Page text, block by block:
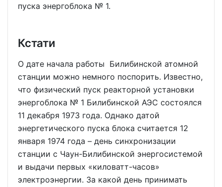
пуска энергоблока № 1.
Кстати
О дате начала работы Билибинской атомной
станции можно немного поспорить. Известно,
что физический пуск реакторной установки
энергоблока № 1 Билибинской АЭС состоялся
11 декабря 1973 года. Однако датой
энергетического пуска блока считается 12
января 1974 года – день синхронизации
станции с Чаун-Билибинской энергосистемой
и выдачи первых «киловатт-часов»
электроэнергии. За какой день принимать